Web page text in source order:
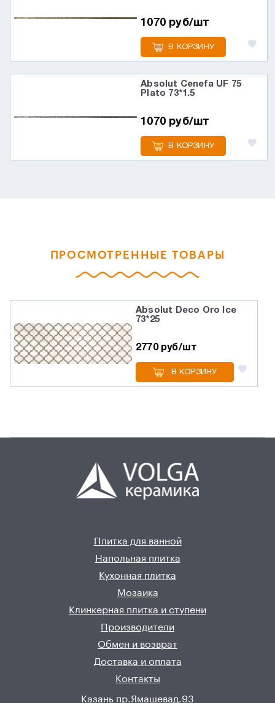
1070 руб/шт
В КОРЗИНУ
Absolut Cenefa UF 75
Plato 73*1.5
1070 руб/шт
В КОРЗИНУ
ПРОСМОТРЕННЫЕ ТОВАРЫ
Absolut Deco Oro Ice
73*25
2770 руб/шт
В КОРЗИНУ
Плитка для ванной
Напольная плитка
Кухонная плитка
Мозаика
Клинкерная плитка и ступени
Производители
Обмен и возврат
Доставка и оплата
Контакты
Казань пр.Ямашевад.93